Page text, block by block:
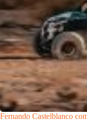
Fernando Castelblanco